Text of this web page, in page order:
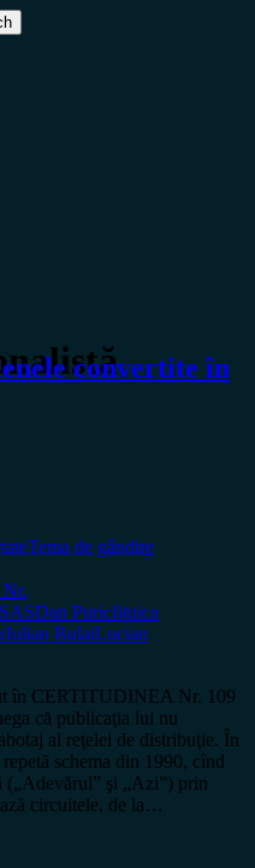
convertite în
Tema de gândire
Dan Puricfițuica
Iulian BulaiLucian
în CERTITUDINEA Nr. 109
că publicaţia lui nu
al reţelei de distribuţie. În
schema din 1990, cînd
(„Adevărul” şi „Azi”) prin
circuitele, de la…